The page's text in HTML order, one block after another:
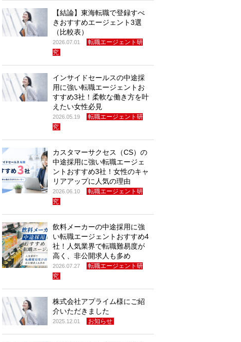
【結論】東海転職で登録すべ
きおすすめエージェント3選
（比較表）
2026.07.01
転職エージェント研
究
インサイドセールスの中途採
用に強い転職エージェントお
すすめ3社！柔軟な働き方を叶
えたい女性必見
2026.05.19
転職エージェント研
究
カスタマーサクセス（CS）の
中途採用に強い転職エージェ
ントおすすめ3社！女性のキャ
リアアップに人気の理由
2026.06.10
転職エージェント研
究
飲料メーカーの中途採用に強
い転職エージェントおすすめ4
社！人気業界で転職難易度が
高く、非公開求人も多め
2026.07.27
転職エージェント研
究
株式会社アプライム様にご紹
介いただきました
2025.12.01 お知らせ